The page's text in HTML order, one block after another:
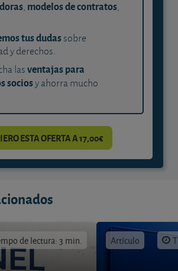
, modelos de contratos,
tus dudassobre
y derechos.
lasventajas para
sociosy ahorra mucho
ESTA OFERTA A 17,00€
de lectura: 3 min. Artículo